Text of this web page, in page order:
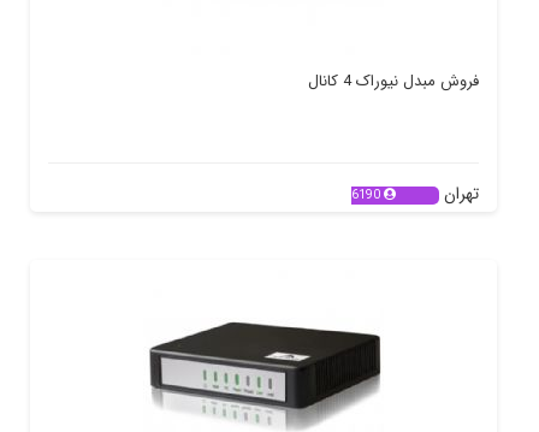
فروش مبدل نیوراک 4 کانال
تهران 6190